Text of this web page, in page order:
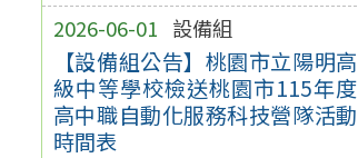
2026-06-01 設備組
【設備組公告】桃園市立陽明高
級中等學校檢送桃園市115年度
高中職自動化服務科技營隊活動
時間表